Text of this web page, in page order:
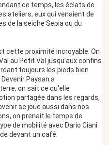
ce temps, les éclats de
ateliers, eux qui venaient de
de la seiche Sepia ou du
cette proximité incroyable. On
au Petit Val jusqu’aux confins
toujours les pieds bien
Paysan a
on sait ce qu'elle
partagée dans les regards,
se joue aussi dans nos
on prenait le temps de
de mobilité avec Dario Ciani
devant un café.